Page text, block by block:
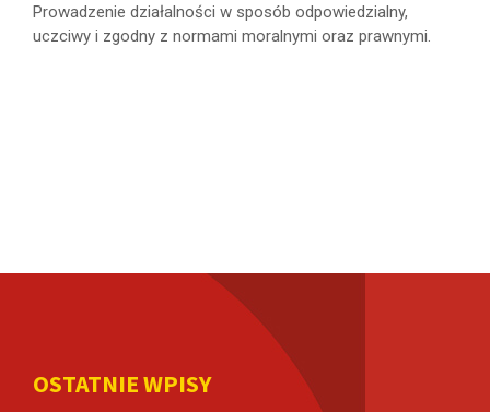
Prowadzenie działalności w sposób odpowiedzialny,
uczciwy i zgodny z normami moralnymi oraz prawnymi.
OSTATNIE WPISY